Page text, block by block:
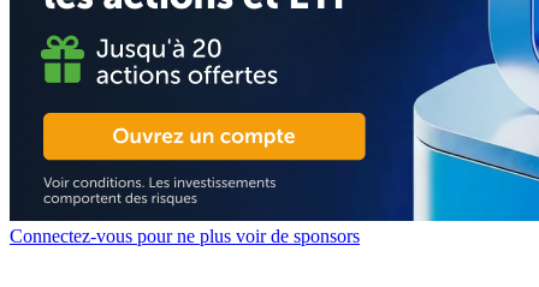
Connectez-vous pour ne plus voir de sponsors